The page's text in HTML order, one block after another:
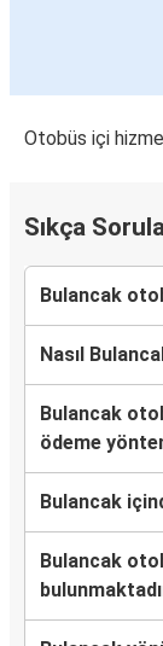
Otobüs içi
Sıkça
Bulancak
Nasıl
Bulancak
ödeme
Bulancak
Bulancak